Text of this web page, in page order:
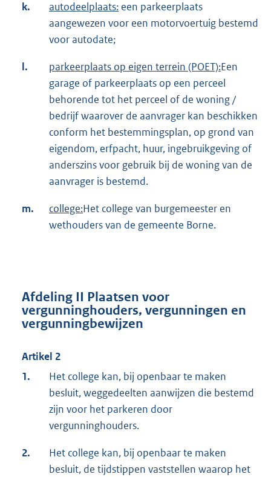
k. autodeelplaats: een parkeerplaats
aangewezen voor een motorvoertuig bestemd
voor autodate;
l. parkeerplaats op eigen terrein (POET):Een
garage of parkeerplaats op een perceel
behorende tot het perceel of de woning /
bedrijf waarover de aanvrager kan beschikken
conform het bestemmingsplan, op grond van
eigendom, erfpacht, huur, ingebruikgeving of
anderszins voor gebruik bij de woning van de
aanvrager is bestemd.
m. college:Het college van burgemeester en
wethouders van de gemeente Borne.
Afdeling II Plaatsen voor
vergunninghouders, vergunningen en
vergunningbewijzen
Artikel 2
1.
Het college kan, bij openbaar te maken
besluit, weggedeelten aanwijzen die bestemd
zijn voor het parkeren door
vergunninghouders.
2.
Het college kan, bij openbaar te maken
besluit, de tijdstippen vaststellen waarop het